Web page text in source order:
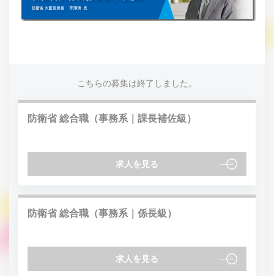
こちらの募集は終了しました。
防衛省 総合職（事務系｜課長補佐級）
求人を見る
防衛省 総合職（事務系｜係長級）
求人を見る